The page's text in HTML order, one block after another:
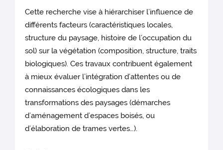
Cette recherche vise à hiérarchiser l’influence de
différents facteurs (caractéristiques locales,
structure du paysage, histoire de l’occupation du
sol) sur la végétation (composition, structure, traits
biologiques). Ces travaux contribuent également
à mieux évaluer l’intégration d’attentes ou de
connaissances écologiques dans les
transformations des paysages (démarches
d’aménagement d’espaces boisés, ou
d’élaboration de trames vertes…).